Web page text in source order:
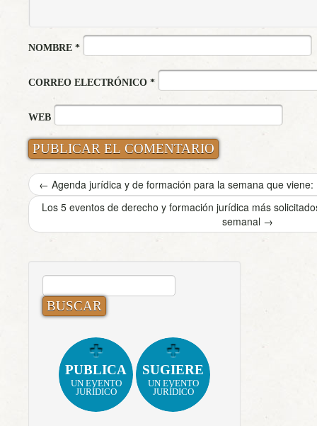
NOMBRE *
CORREO ELECTRÓNICO *
WEB
← Agenda jurídica y de formación para la semana que
Los 5 eventos de derecho y formación jurídica más
semanal →
BUSCAR:
PUBLICA
UN EVENTO
JURÍDICO
SUGIERE
UN EVENTO
JURÍDICO